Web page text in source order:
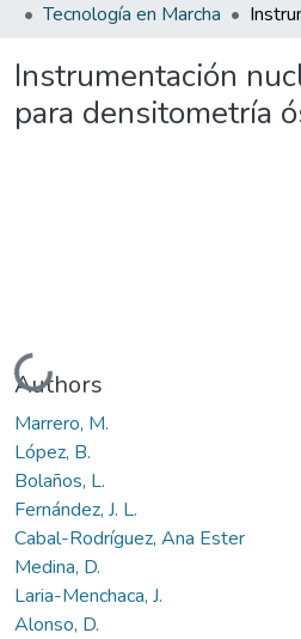
Tecnología en Marcha
Instrumentación
para densitometría
Loading...
Authors
Marrero, M.
López, B.
Bolaños, L.
Fernández, J. L.
Cabal-Rodríguez, Ana Ester
Medina, D.
Laria-Menchaca, J.
Alonso, D.